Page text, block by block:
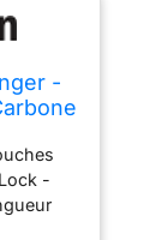
-
:
la
-